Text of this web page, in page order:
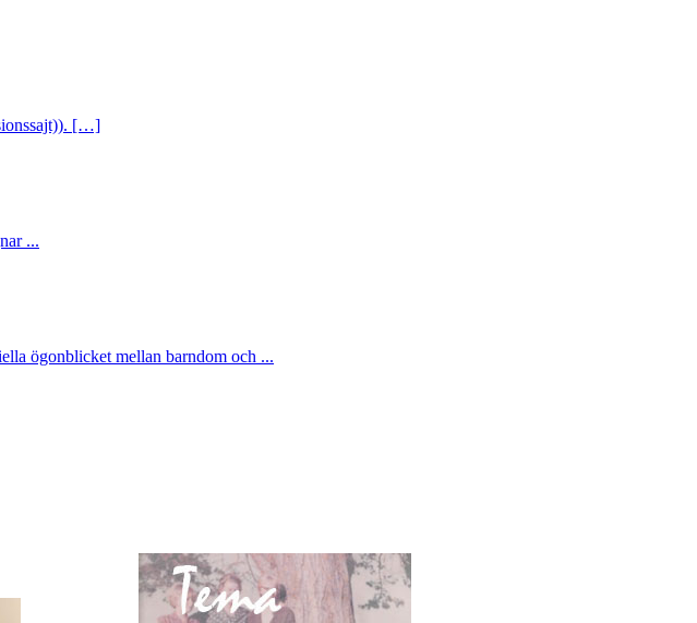
[…]
...
ögonblicket mellan barndom och ...